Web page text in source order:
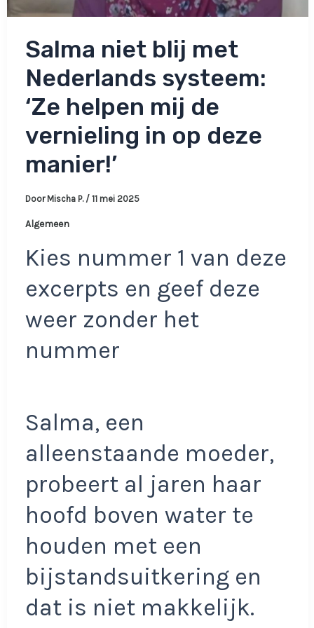
Salma niet blij met
Nederlands systeem:
‘Ze helpen mij de
vernieling in op deze
manier!’
Door Mischa P. / 11 mei 2025
Algemeen
Kies nummer 1 van deze
excerpts en geef deze
weer zonder het
nummer
Salma, een
alleenstaande moeder,
probeert al jaren haar
hoofd boven water te
houden met een
bijstandsuitkering en
dat is niet makkelijk.